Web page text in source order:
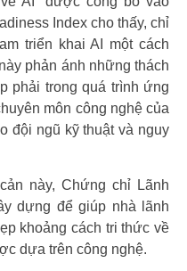
Index cho thấy, chỉ
triển khai AI một cách
phản ánh những thách
phải trong quá trình ứng
môn công nghệ của
đội ngũ kỹ thuật và nguy
này, Chứng chỉ Lãnh
dựng để giúp nhà lãnh
khoảng cách tri thức về
dựa trên công nghệ.